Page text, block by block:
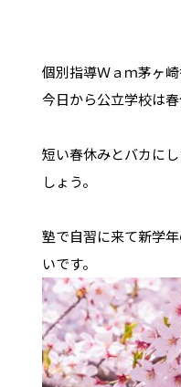
個別指導Ｗａｍ茅ヶ
今日から公立学校は春
短い春休みとバカに
しょう。
塾で自習に来て新学
いです。